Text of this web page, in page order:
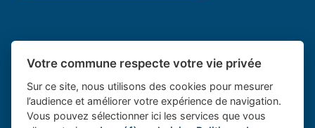
Votre commune respecte votre vie privée
Sur ce site, nous utilisons des cookies pour mesurer
l’audience et améliorer votre expérience de navigation.
Vous pouvez sélectionner ici les services que vous